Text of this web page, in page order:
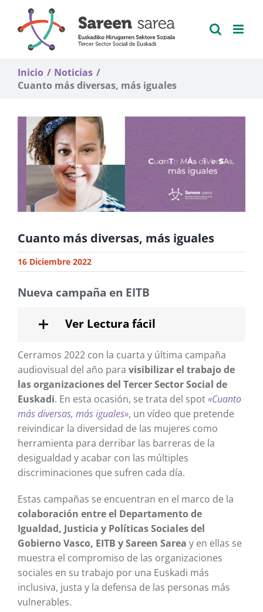
contenido
Inicio
Noticias
Cuanto más diversas, más iguales
Cuanto más diversas, más iguales
16 Diciembre 2022
Nueva campaña en EITB
Ver Lectura fácil
Cerramos 2022 con la cuarta y última campaña
audiovisual del año para visibilizar el trabajo de
las organizaciones del Tercer Sector Social de
Euskadi. En esta ocasión, se trata del spot«Cuanto
más diversas, más iguales», un vídeo que pretende
reivindicar la diversidad de las mujeres como
herramienta para derribar las barreras de la
desigualdad y acabar con las múltiples
discriminaciones que sufren cada día.
Estas campañas se encuentran en el marco de la
colaboración entre el Departamento de
Igualdad, Justicia y Políticas Sociales del
Gobierno Vasco, EITB y Sareen Sarea y en ellas se
muestra el compromiso de las organizaciones
sociales en su trabajo por una Euskadi más
inclusiva, justa y la defensa de las personas más
vulnerables.